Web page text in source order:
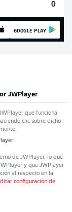
0
GOOGLE PLAY
JWPlayer
que funciona
clic sobre dicho
de JWPlayer, lo que
y que JWPlayer
al respecto en la
configuración de